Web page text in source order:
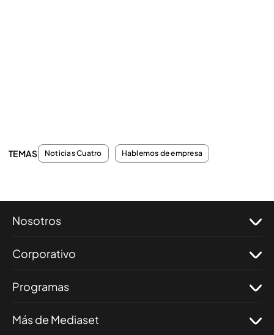
TEMAS Noticias Cuatro Hablemos de empresa
Nosotros
Corporativo
Programas
Más de Mediaset